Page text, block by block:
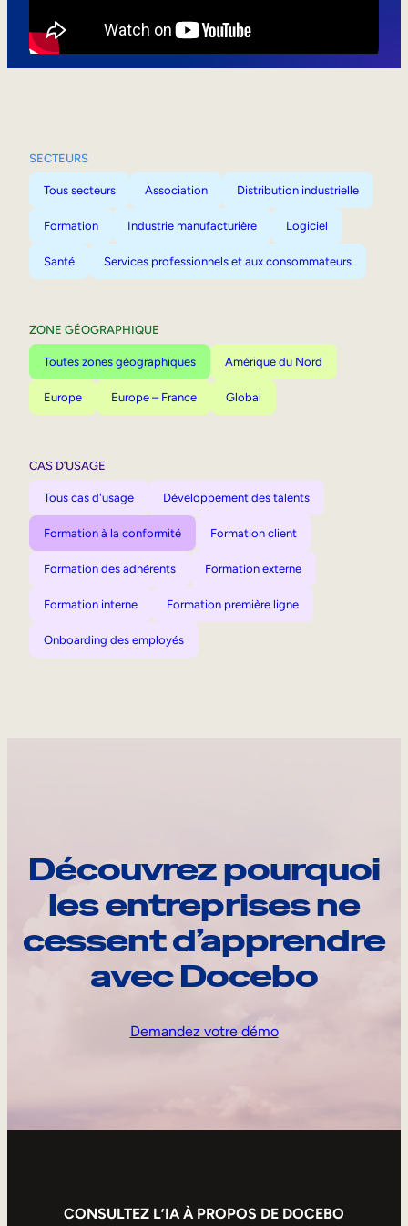
SECTEURS
Tous secteurs Association Distribution industrielle
Formation Industrie manufacturière Logiciel
Santé Services professionnels et aux consommateurs
ZONE GÉOGRAPHIQUE
Toutes zones géographiques Amérique du Nord
Europe Europe – France Global
CAS D’USAGE
Tous cas d'usage Développement des talents
Formation à la conformité Formation client
Formation des adhérents Formation externe
Formation interne Formation première ligne
Onboarding des employés
Découvrez pourquoi
les entreprises ne
cessent d’apprendre
avec Docebo
Demandez votre démo
CONSULTEZ L’IA À PROPOS DE DOCEBO